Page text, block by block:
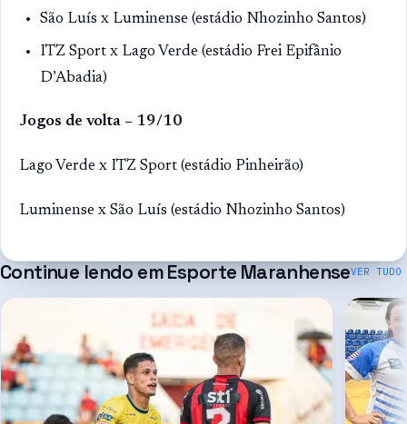
São Luís x Luminense (estádio Nhozinho Santos)
ITZ Sport x Lago Verde (estádio Frei Epifânio
D’Abadia)
Jogos de volta – 19/10
Lago Verde x ITZ Sport (estádio Pinheirão)
Luminense x São Luís (estádio Nhozinho Santos)
Continue lendo emEsporte MaranhenseVER TUDO